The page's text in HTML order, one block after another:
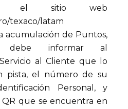
el sitio web
texaco/latam
acumulación de Puntos,
debe informar al
al Cliente que lo
pista, el número de su
Personal, y
que se encuentra en